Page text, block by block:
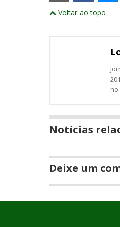
abrirão
este este
Voltar ao topo
no
Notícias
Deixe um